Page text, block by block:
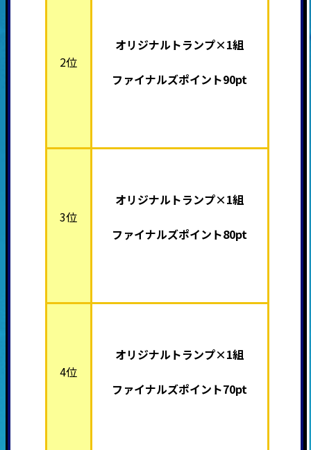
2位
オリジナルトランプ×1組
ファイナルズポイント90pt
3位
オリジナルトランプ×1組
ファイナルズポイント80pt
4位
オリジナルトランプ×1組
ファイナルズポイント70pt